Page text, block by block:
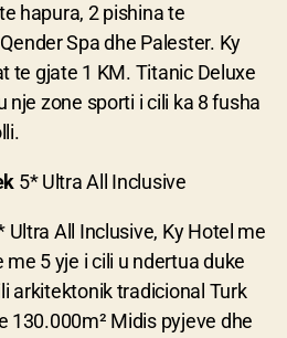
hapura, 2 pishina te
Spa dhe Palester. Ky
te gjate 1 KM. Titanic Deluxe
nje zone sporti i cili ka 8 fusha
5* Ultra All Inclusive
Ultra All Inclusive, Ky Hotel me
5 yje i cili u ndertua duke
arkitektonik tradicional Turk
130.000m² Midis pyjeve dhe